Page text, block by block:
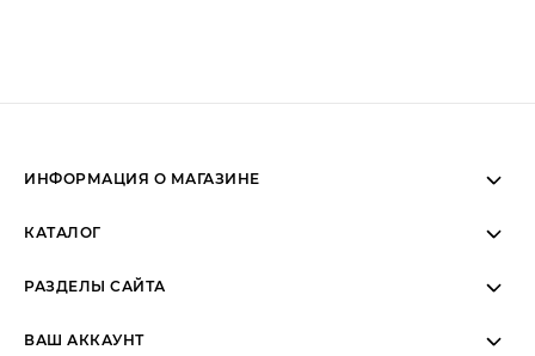
ИНФОРМАЦИЯ О МАГАЗИНЕ
Пн-Вс: Telegram/WhatsApp
КАТАЛОГ
РАЗДЕЛЫ САЙТА
ВАШ АККАУНТ